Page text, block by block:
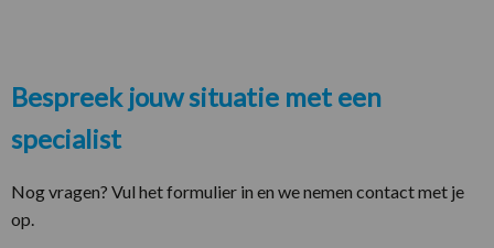
Bespreek jouw situatie met een
specialist
Nog vragen? Vul het formulier in en we nemen contact met je
op.